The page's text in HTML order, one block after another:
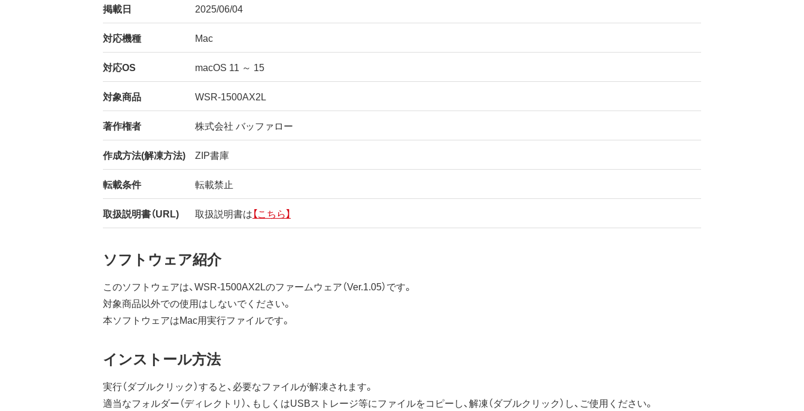
掲載日 2025/06/04
対応機種 Mac
対応OS macOS 11 ～ 15
対象商品 WSR-1500AX2L
著作権者 株式会社 バッファロー
作成方法(解凍方法) ZIP書庫
転載条件 転載禁止
取扱説明書（URL) 取扱説明書は【こちら】
ソフトウェア紹介
このソフトウェアは、WSR-1500AX2Lのファームウェア（Ver.1.05）です。
対象商品以外での使用はしないでください。
本ソフトウェアはMac用実行ファイルです。
インストール方法
実行（ダブルクリック）すると、必要なファイルが解凍されます。
適当なフォルダー（ディレクトリ）、もしくはUSBストレージ等にファイルをコピーし、解凍（ダブルクリック）し、ご使用ください。